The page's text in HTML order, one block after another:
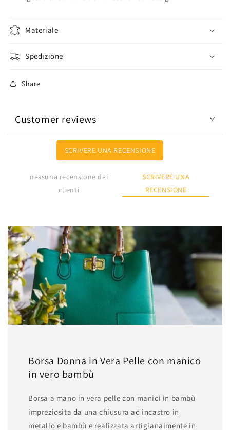
Materiale
Spedizione
Share
Customer reviews
SCRIVERE UNA RECENSIONE
nessuna recensione dei
clienti
SCRIVERE UNA
RECENSIONE
Borsa Donna in Vera Pelle con manico
in vero bambù
Borsa a mano in vera pelle con manici in bambù
impreziosita da una chiusura ad incastro in
metallo e bambù e realizzata artigianalmente in